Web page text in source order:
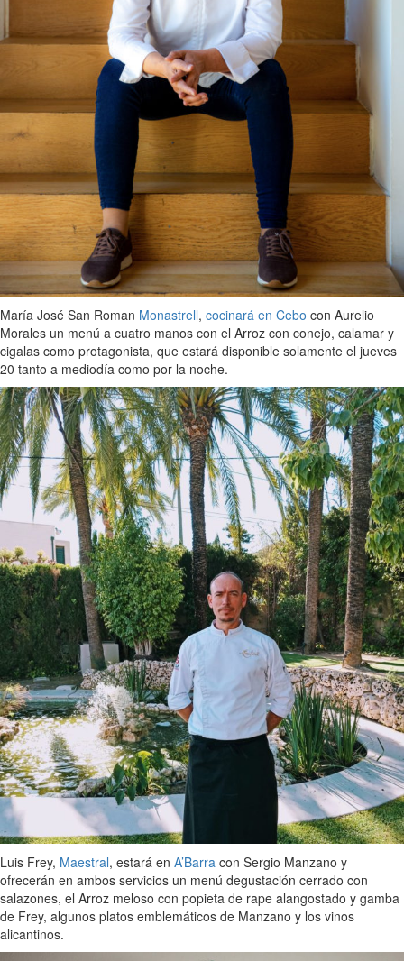
María José San Roman Monastrell, cocinará en Cebo con Aurelio
Morales un menú a cuatro manos con el Arroz con conejo, calamar y
cigalas como protagonista, que estará disponible solamente el jueves
20 tanto a mediodía como por la noche.
Luis Frey, Maestral, estará en A’Barra con Sergio Manzano y
ofrecerán en ambos servicios un menú degustación cerrado con
salazones, el Arroz meloso con popieta de rape alangostado y gamba
de Frey, algunos platos emblemáticos de Manzano y los vinos
alicantinos.